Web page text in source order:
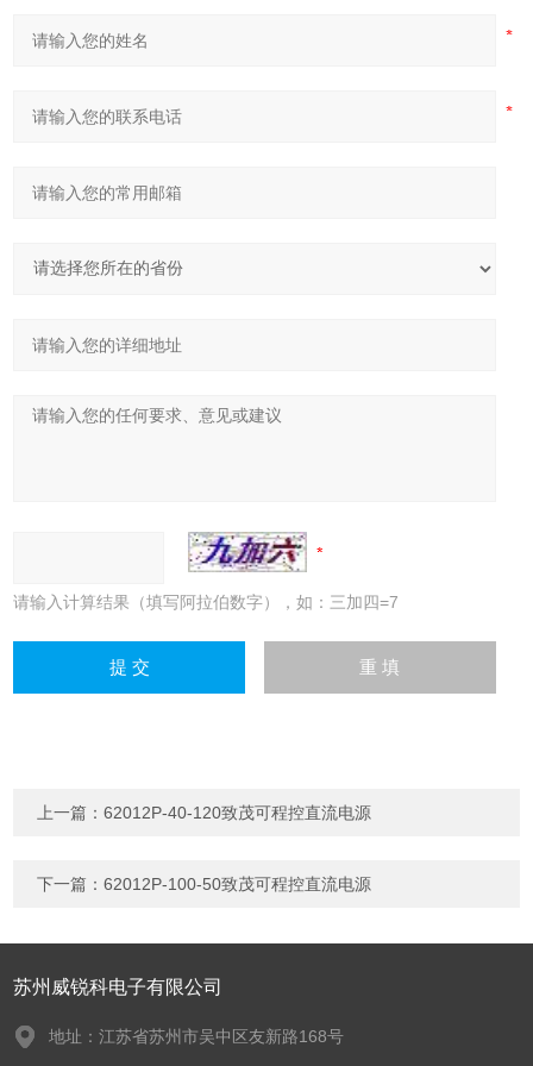
请输入计算结果（填写阿拉伯数字），如：三加四=7
上一篇：62012P-40-120致茂可程控直流电源
下一篇：62012P-100-50致茂可程控直流电源
苏州威锐科电子有限公司
地址：江苏省苏州市吴中区友新路168号